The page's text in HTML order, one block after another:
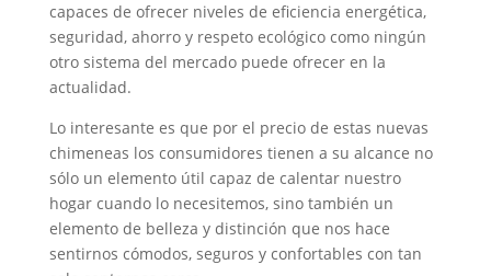
capaces de ofrecer niveles de eficiencia energética,
seguridad, ahorro y respeto ecológico como ningún
otro sistema del mercado puede ofrecer en la
actualidad.
Lo interesante es que por el precio de estas nuevas
chimeneas los consumidores tienen a su alcance no
sólo un elemento útil capaz de calentar nuestro
hogar cuando lo necesitemos, sino también un
elemento de belleza y distinción que nos hace
sentirnos cómodos, seguros y confortables con tan